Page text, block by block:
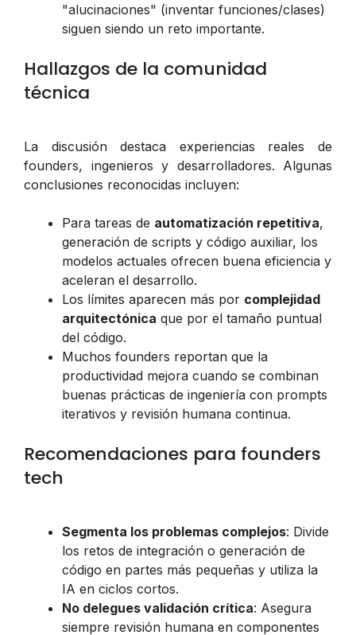
"alucinaciones" (inventar funciones/clases)
siguen siendo un reto importante.
Hallazgos de la comunidad
técnica
La discusión destaca experiencias reales de
founders, ingenieros y desarrolladores. Algunas
conclusiones reconocidas incluyen:
Para tareas de automatización repetitiva,
generación de scripts y código auxiliar, los
modelos actuales ofrecen buena eficiencia y
aceleran el desarrollo.
Los límites aparecen más por complejidad
arquitectónica que por el tamaño puntual
del código.
Muchos founders reportan que la
productividad mejora cuando se combinan
buenas prácticas de ingeniería con prompts
iterativos y revisión humana continua.
Recomendaciones para founders
tech
Segmenta los problemas complejos: Divide
los retos de integración o generación de
código en partes más pequeñas y utiliza la
IA en ciclos cortos.
No delegues validación crítica: Asegura
siempre revisión humana en componentes